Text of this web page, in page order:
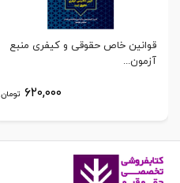
قوانین خاص حقوقی و کیفری منبع
آزمون...
۶۲۰,۰۰۰ تومان